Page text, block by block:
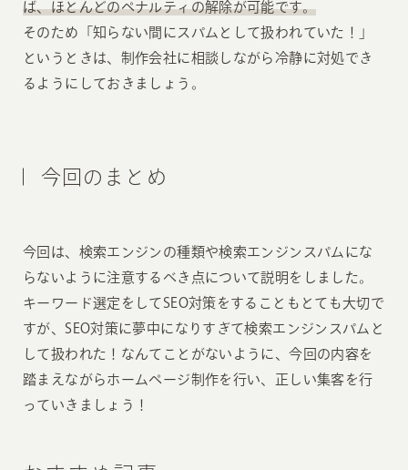
ば、ほとんどのペナルティの解除が可能です。
そのため「知らない間にスパムとして扱われていた！」
というときは、制作会社に相談しながら冷静に対処でき
るようにしておきましょう。
今回のまとめ
今回は、検索エンジンの種類や検索エンジンスパムにな
らないように注意するべき点について説明をしました。
キーワード選定をしてSEO対策をすることもとても大切で
すが、SEO対策に夢中になりすぎて検索エンジンスパムと
して扱われた！なんてことがないように、今回の内容を
踏まえながらホームページ制作を行い、正しい集客を行
っていきましょう！